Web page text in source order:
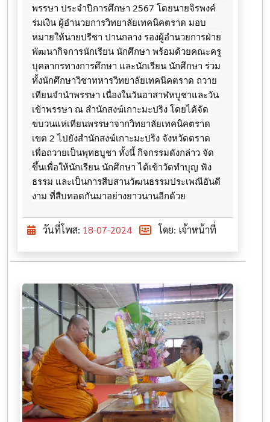
พรรษา ประจำปีการศึกษา 2567 โดยนายจิรพงค์
ร่มเงิน ผู้อำนวยการวิทยาลัยเทคนิคตราด มอบ
หมายให้นายปรีชา ปานกลาง รองผู้อำนวยการฝ่าย
พัฒนากิจการนักเรียน นักศึกษา พร้อมด้วยคณะครู
บุคลากรทางการศึกษา และนักเรียน นักศึกษา ร่วม
ทั้งนักศึกษาวิชาทหารวิทยาลัยเทคนิคตราด ถวาย
เทียนจำนำพรรษา เนื่องในวันอาสาฬหบูชาและวัน
เข้าพรรษา ณ สำนักสงฆ์เกาะมะปริง โดยได้จัด
ขบวนแห่เทียนพรรษาจากวิทยาลัยเทคนิคตราด
เขต 2ไปยังสำนักสงฆ์เกาะมะปริง จังหวัดตราด
เพื่อถวายเป็นพุทธบูชา ทั้งนี้ กิจกรรมดังกล่าว จัด
ขึ้นเพื่อให้นักเรียน นักศึกษา ได้เข้าวัดทำบุญ ฟัง
ธรรม และเป็นการสืบสานวัฒนธรรมประเพณีอันดี
งาม ที่สืบทอดกันมาอย่างยาวนานอีกด้วย
วันที่โพส: 18-07-2024 โดย: เจ้าหน้าที่